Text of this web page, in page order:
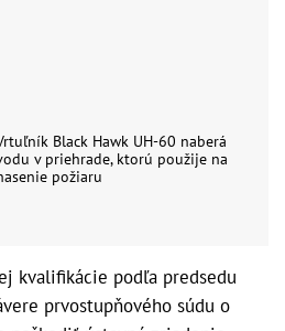
Black Hawk UH-60 naberá
v priehrade, ktorú použije na
požiaru
kvalifikácie podľa predsedu
prvostupňového súdu o